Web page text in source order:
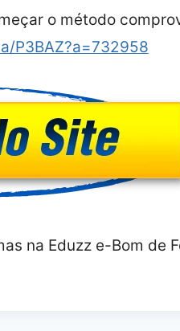
o método
P3BAZ?a=732958